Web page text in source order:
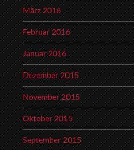
März 2016
Februar 2016
Januar 2016
Dezember 2015
November 2015
Oktober 2015
September 2015